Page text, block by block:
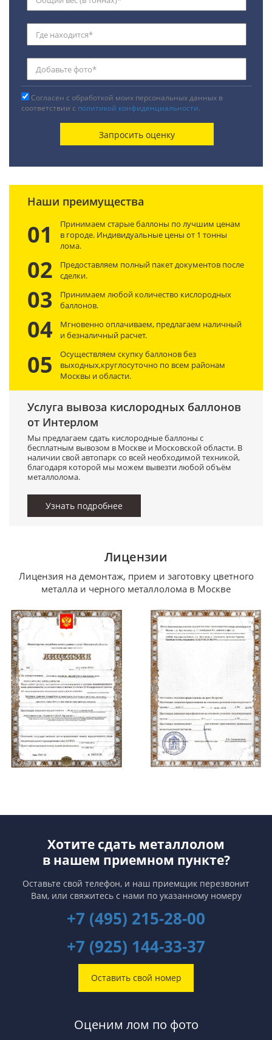
Согласен с обработкой моих персональных данных в
соответствии с политикой конфиденциальности.
Наши преимущества
01
Принимаем старые баллоны по лучшим ценам
в городе. Индивидуальные цены от 1 тонны
лома.
02
Предоставляем полный пакет документов после
сделки.
03
Принимаем любой количество кислородных
баллонов.
04
Мгновенно оплачиваем, предлагаем наличный
и безналичный расчет.
05
Осуществляем скупку баллонов без
выходных,круглосуточно по всем районам
Москвы и области.
Услуга вывоза кислородных баллонов
от Интерлом
Мы предлагаем сдать кислородные баллоны с
бесплатным вывозом в Москве и Московской области. В
наличии свой автопарк со всей необходимой техникой,
благодаря которой мы можем вывезти любой объём
металлолома.
Узнать подробнее
Лицензии
Лицензия на демонтаж, прием и заготовку цветного
металла и черного металлолома в Москве
Хотите сдать металлолом
в нашем приемном пункте?
Оставьте свой телефон, и наш приемщик перезвонит
Вам, или свяжитесь с нами по указанному номеру
+7 (495) 215-28-00
+7 (925) 144-33-37
Оставить свой номер
Оценим лом по фото